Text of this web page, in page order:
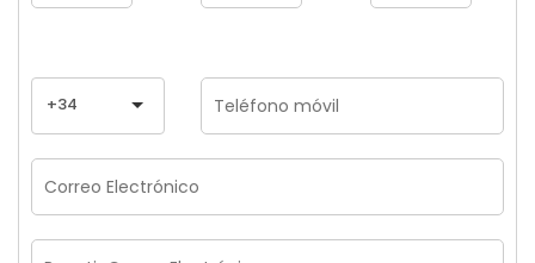
+34